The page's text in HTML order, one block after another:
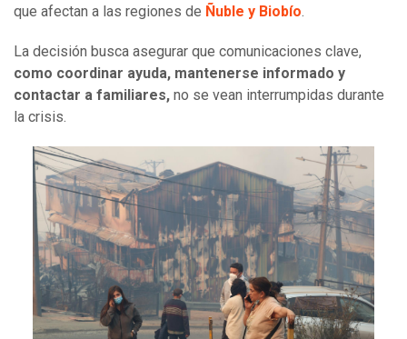
que afectan a las regiones de Ñuble y Biobío.
La decisión busca asegurar que comunicaciones clave,
como coordinar ayuda, mantenerse informado y
contactar a familiares, no se vean interrumpidas durante
la crisis.